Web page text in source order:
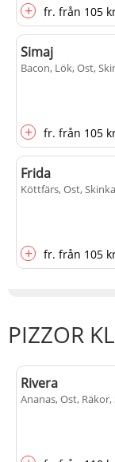
+ fr. från 105
Simaj
Bacon, Lök, Ost,
+ fr. från 105
Frida
Köttfärs, Ost,
+ fr. från 105
PIZZOR
Rivera
Ananas, Ost,